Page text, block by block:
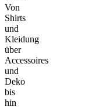
Von
Shirts
und
Kleidung
über
Accessoires
und
Deko
bis
hin